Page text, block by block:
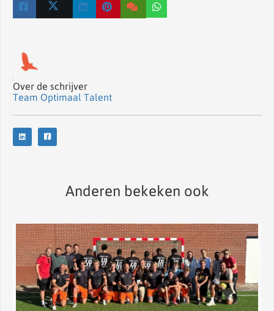
Over de schrijver
Team Optimaal Talent
Anderen bekeken ook